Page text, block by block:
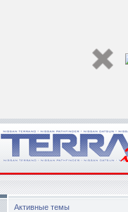
Активные темы